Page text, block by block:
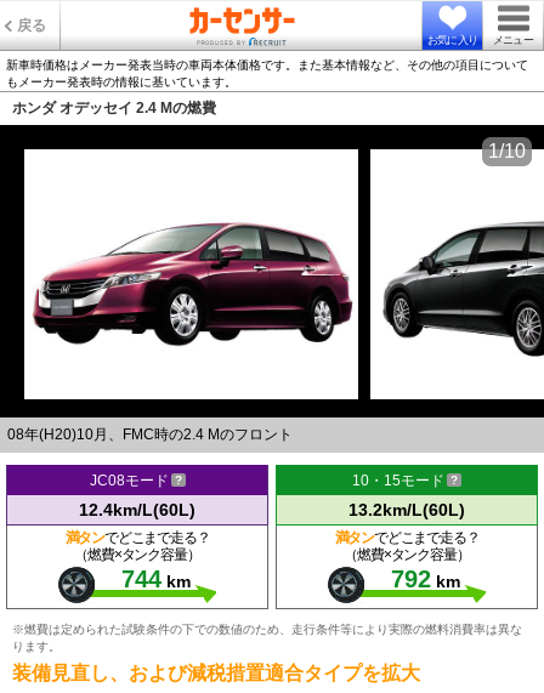
戻る
お気に入り メニュー
新車時価格はメーカー発表当時の車両本体価格です。また基本情報など、その他の項目について
もメーカー発表時の情報に基いています。
ホンダ オデッセイ 2.4 Mの燃費
08年(H20)10月、FMC時の2.4 Mのフロント
1/10
JC08モード
12.4km/L(60L)
満タンでどこまで走る？
（燃費×タンク容量）
744 km
10・15モード
13.2km/L(60L)
満タンでどこまで走る？
（燃費×タンク容量）
792 km
※燃費は定められた試験条件の下での数値のため、走行条件等により実際の燃料消費率は異な
ります。
装備見直し、および減税措置適合タイプを拡大